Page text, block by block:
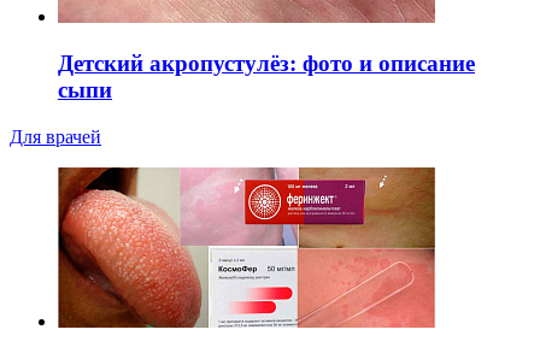
Детский акропустулёз: фото и описание
сыпи
Для врачей